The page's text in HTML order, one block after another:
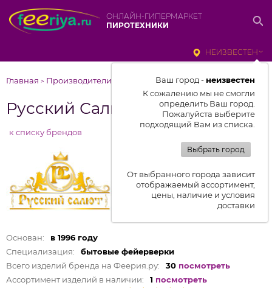
ОНЛАЙН-ГИПЕРМАРКЕТ
ПИРОТЕХНИКИ
НЕИЗВЕСТЕН
Ваш город - неизвестен
К сожалению мы не смогли
определить Ваш город.
Пожалуйста выберите
подходящий Вам из списка.
Выбрать город
От выбранного города зависит
отображаемый ассортимент,
цены, наличие и условия
доставки
Главная > Производители Русский Салют
Русский Салют
к списку брендов
Основан:
в 1996 году
Специализация:
бытовые фейерверки
Всего изделий бренда на Феерия.ру:
30 посмотреть
Ассортимент изделий в наличии:
1 посмотреть